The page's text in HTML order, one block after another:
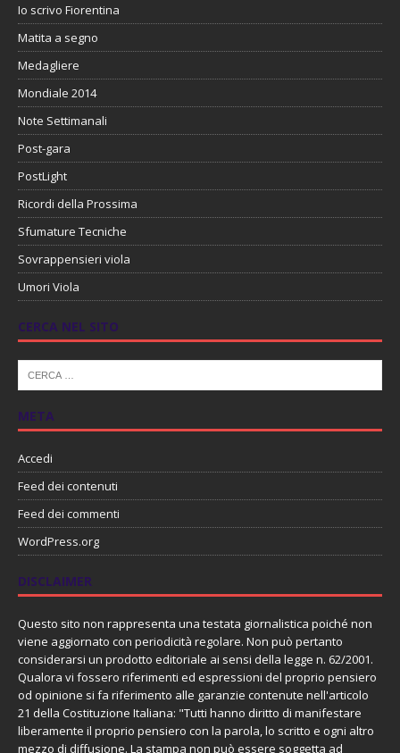
Io scrivo Fiorentina
Matita a segno
Medagliere
Mondiale 2014
Note Settimanali
Post-gara
PostLight
Ricordi della Prossima
Sfumature Tecniche
Sovrappensieri viola
Umori Viola
CERCA NEL SITO
META
Accedi
Feed dei contenuti
Feed dei commenti
WordPress.org
DISCLAIMER
Questo sito non rappresenta una testata giornalistica poiché non
viene aggiornato con periodicità regolare. Non può pertanto
considerarsi un prodotto editoriale ai sensi della legge n. 62/2001.
Qualora vi fossero riferimenti ed espressioni del proprio pensiero
od opinione si fa riferimento alle garanzie contenute nell'articolo
21 della Costituzione Italiana: "Tutti hanno diritto di manifestare
liberamente il proprio pensiero con la parola, lo scritto e ogni altro
mezzo di diffusione. La stampa non può essere soggetta ad